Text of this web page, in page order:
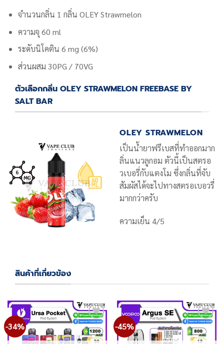
จำนวนกลิ่น 1 กลิ่น OLEY Strawmelon
ความจุ 60 ml
ระดับนิโคติน 6 mg (6%)
ส่วนผสม 30PG / 70VG
ตัวเลือกกลิ่น OLEY STRAWMELON FREEBASE BY
SALT BAR
OLEY STRAWMELON
เป็นน้ำยาฟรีเบสที่ทำออกมาก
ลิ่นแนวลูกอม ตัวนี้เป็นสตรอ
วเบอรี่กับแตงโม ซึ่งกลิ่นที่จับ
สัมผัสได้จะไปทางสตรอเบอวรี่
มากกว่าครับ
ความเย็น 4/5
สินค้าที่เกี่ยวข้อง
-34%
Add
to
wishlist
-45%
Add
to
wishlist